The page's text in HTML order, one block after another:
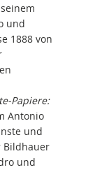
und
1888 von
Papiere:
Antonio
und
Bildhauer
und